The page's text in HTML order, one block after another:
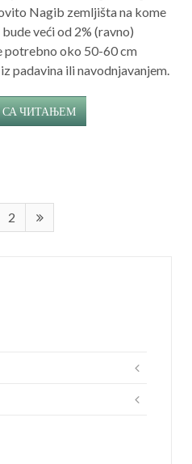
Nagib zemljišta na kome
veći od 2% (ravno)
potrebno oko 50-60 cm
padavina ili navodnjavanjem.
СА ЧИТАЊЕМ
2